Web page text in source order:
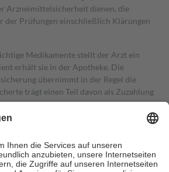
Arzneimittelsicherheit dienen, die
der Prüfungen einschließlich Klärungen
Medikamente stellt der Arzt ein
erhält sie in der Apotheke. Die
übernimmt in der Regel die
trägt einen Teil davon als Zuzahlung
Zuzahlungen in Höhe von zehn
sind jedoch nie mehr als die tatsächlichen
auch für Online-Apotheken.